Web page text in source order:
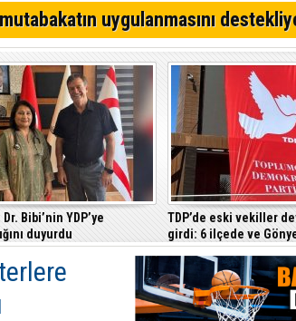
ile gitti, tutuklandı
sürücü rapor edildi
uygulanmasını
Dr. Bibi’nin YDP’ye
duyurdu
TDP’de eski vekiller
girdi: 6 ilçede ve
çıkarılması gündemde